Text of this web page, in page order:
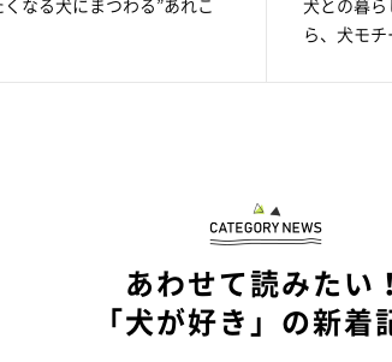
ら、犬モ
あわせて読みたい！
「犬が好き」の新着